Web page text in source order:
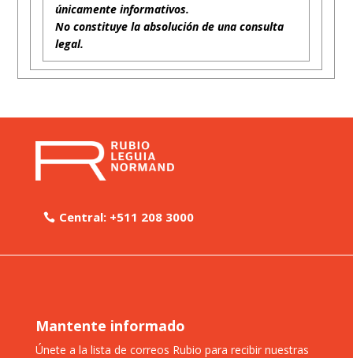
únicamente informativos.
No constituye la absolución de una consulta
legal.
Central: +511 208 3000
Mantente informado
Únete a la lista de correos Rubio para recibir nuestras